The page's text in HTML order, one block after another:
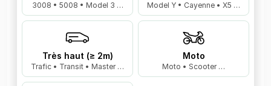
3008 • 5008 • Model 3 … Model Y • Cayenne • X5 …
Très haut (≥ 2m)
Trafic • Transit • Master …
Moto
Moto • Scooter …